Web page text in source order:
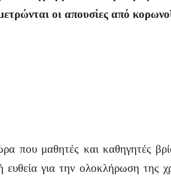
οι απουσίες από
που μαθητές και καθηγητές
ευθεία για την ολοκλήρωση της